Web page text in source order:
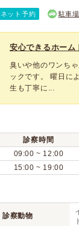
ネット予約 駐車
安心できるホーム
臭いや他のワンち
ックです。 曜日に
生も丁寧に...
診察時間
09:00 ~ 12:00
15:00 ~ 19:00
診察動物
(24)